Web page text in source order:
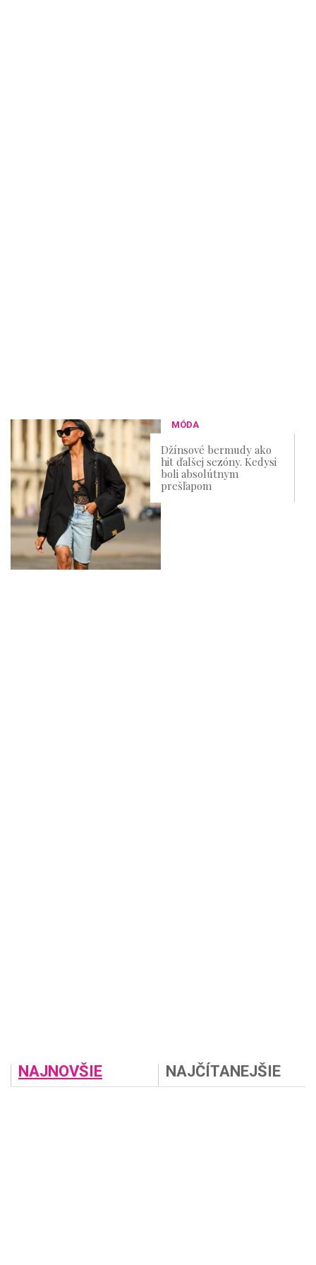
MÓDA
Džínsové bermudy ako
hit ďalšej sezóny. Kedysi
boli absolútnym
prešľapom
NAJNOVŠIE NAJČÍTANEJŠIE